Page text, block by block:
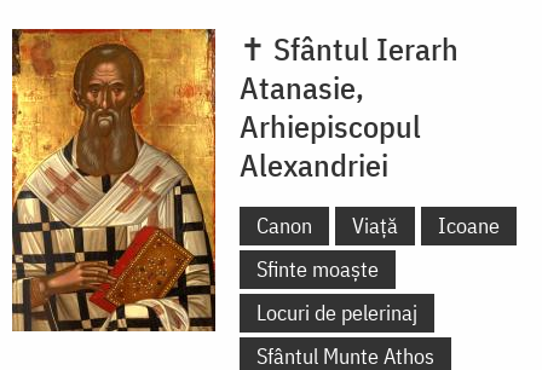
✝ Sfântul Ierarh
Atanasie,
Arhiepiscopul
Alexandriei
Canon Viață
Icoane
Sfinte moaște
Locuri de pelerinaj
Sfântul Munte Athos